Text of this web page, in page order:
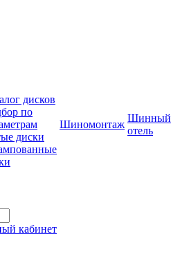
дисков
по
диски
Шиномонтаж
Шинный
отель
кабинет